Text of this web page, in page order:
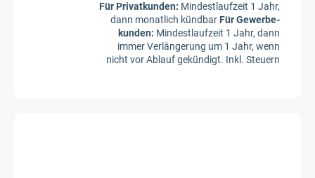
Für Privatkunden: Mindestlaufzeit 1 Jahr,
dann monatlich kündbar Für Gewerbe­
kunden: Mindestlaufzeit 1 Jahr, dann
immer Verlängerung um 1 Jahr, wenn
nicht vor Ablauf gekündigt. Inkl. Steuern